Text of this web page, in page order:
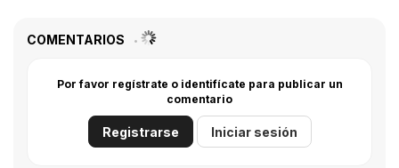
COMENTARIOS
Por favor regístrate o identifícate para publicar un
comentario
Registrarse Iniciar sesión